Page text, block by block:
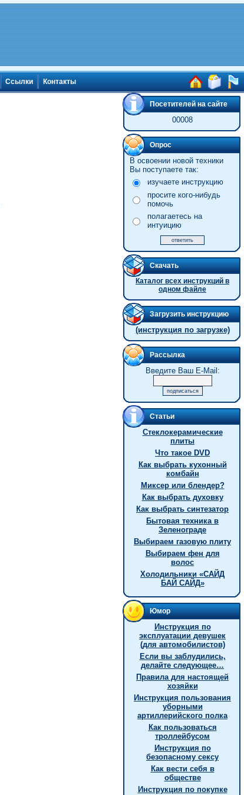
Ссылки Контакты
Посетителей на сайте
00008
Опрос
В освоении новой техники
Вы поступаете так:
изучаете инструкцию
просите кого-нибудь
помочь
полагаетесь на
интуицию
Скачать
Каталог всех инструкций в
одном файле
Загрузить инструкцию
(инструкция по загрузке)
Рассылка
Введите Ваш E-Mail:
Статьи
Стеклокерамические
плиты
Что такое DVD
Как выбрать кухонный
комбайн
Миксер или блендер?
Как выбрать духовку
Как выбрать синтезатор
Бытовая техника в
Зеленограде
Выбираем газовую плиту
Выбираем фен для
волос
Холодильники «САЙД
БАЙ САЙД»
Юмор
Инструкция по
эксплуатации девушек
(для автомобилистов)
Если вы заблудились,
делайте следующее…
Правила для настоящей
хозяйки
Инструкция пользования
уборными
артиллерийского полка
Как пользоваться
троллейбусом
Инструкция по
безопасному сексу
Как вести себя в
обществе
Инструкция по покупке